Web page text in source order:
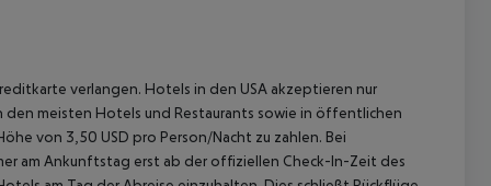
verlangen. Hotels in den USA akzeptieren nur
den meisten Hotels und Restaurants sowie in öffentlichen
von 3,50 USD pro Person/Nacht zu zahlen. Bei
am Ankunftstag erst ab der offiziellen Check-In-Zeit des